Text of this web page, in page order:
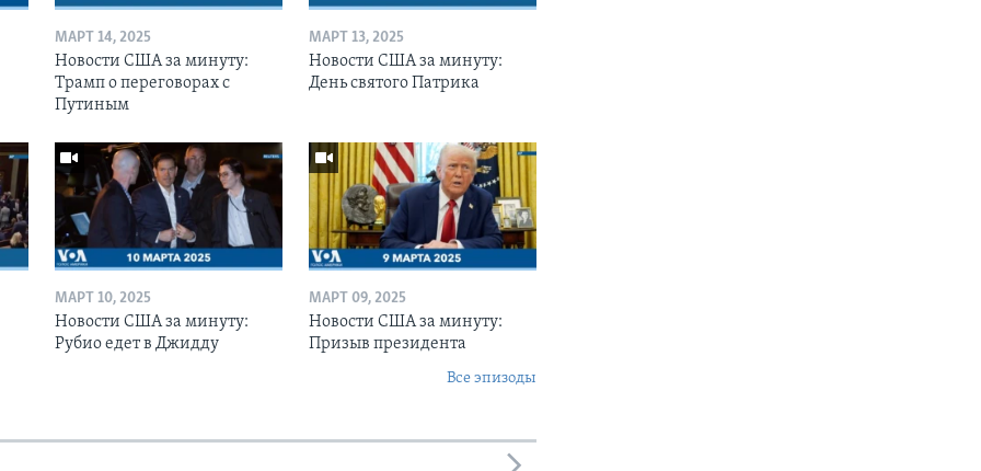
МАРТ 14, 2025
Новости США за минуту:
Трамп о переговорах с
Путиным
МАРТ 13, 2025
Новости США за минуту:
День святого Патрика
МАРТ 10, 2025
Новости США за минуту:
Рубио едет в Джидду
МАРТ 09, 2025
Новости США за минуту:
Призыв президента
Все эпизоды